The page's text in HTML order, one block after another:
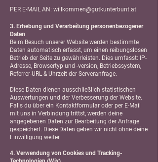
PER E-MAIL AN: willkommen@gutkunterbunt.at
3. Erhebung und Verarbeitung personenbezogener
Daten
Beim Besuch unserer Website werden bestimmte
Daten automatisch erfasst, um einen reibungslosen
Betrieb der Seite zu gewährleisten. Dies umfasst: IP-
Adresse, Browsertyp und -version, Betriebssystem,
Referrer-URL & Uhrzeit der Serveranfrage.
Diese Daten dienen ausschließlich statistischen
Auswertungen und der Verbesserung der Website.
Falls du über ein Kontaktformular oder per E-Mail
mit uns in Verbindung trittst, werden deine
angegebenen Daten zur Bearbeitung der Anfrage
gespeichert. Diese Daten geben wir nicht ohne deine
Einwilligung weiter.
4. Verwendung von Cookies und Tracking-